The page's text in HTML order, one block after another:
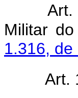
Art.
Militar
1.316,
Art.